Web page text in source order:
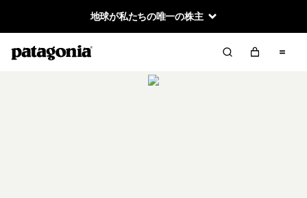
地球が私たちの唯一の株主